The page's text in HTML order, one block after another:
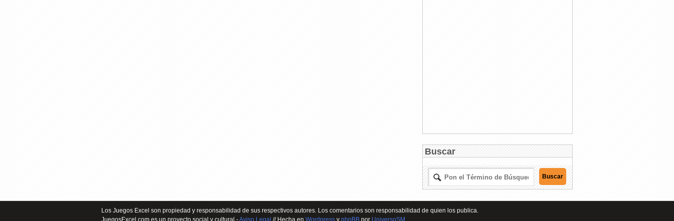
Buscar
Los Juegos Excel son propiedad y responsabilidad de sus respectivos autores. Los comentarios son responsabilidad de quien los publica.
JuegosExcel.com es un proyecto social y cultural -Aviso Legal // Hecha en Wordpress y phpBB por UniversoSM